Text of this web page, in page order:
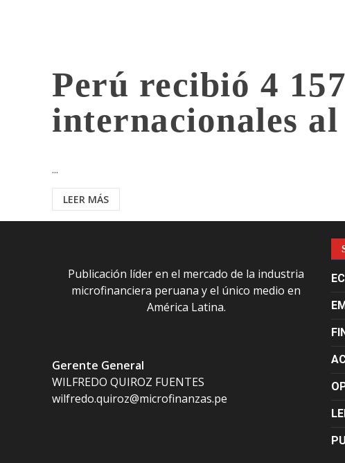
Perú recibió 4
internacionales
...
LEER MÁS
Publicación líder en el mercado de la industria
microfinanciera peruana y el único medio en
América Latina.
Gerente General
WILFREDO QUIROZ FUENTES
wilfredo.quiroz@microfinanzas.pe